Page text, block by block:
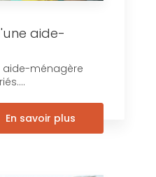
aide-
aide-ménagère
En savoir plus